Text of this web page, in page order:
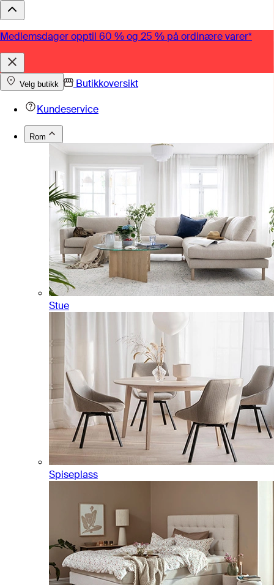
Medlemsdager opptil 60 % og 25 % på ordinære varer*
Velg butikk
Butikkoversikt
Kundeservice
Rom
Stue
Spiseplass